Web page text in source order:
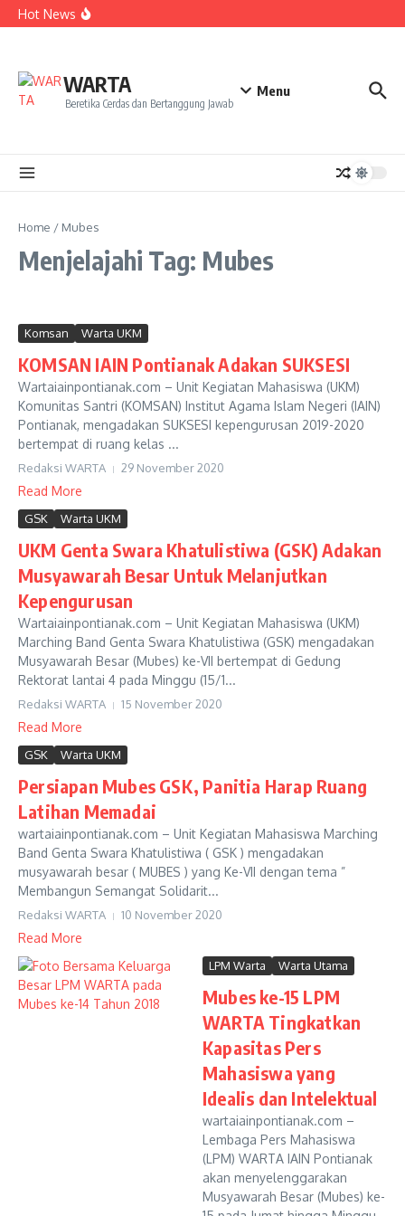
Lewati ke konten
Hot News
ke NCC 4 Bali
Sukseskan Kerja Bakti di Anjungan Melancar
WARTA
Beretika Cerdas dan Bertanggung Jawab
Menu
Home / Mubes
Menjelajahi Tag: Mubes
Komsan Warta UKM
KOMSAN IAIN Pontianak Adakan SUKSESI
Wartaiainpontianak.com – Unit Kegiatan Mahasiswa (UKM)
Komunitas Santri (KOMSAN) Institut Agama Islam Negeri (IAIN)
Pontianak, mengadakan SUKSESI kepengurusan 2019-2020
bertempat di ruang kelas ...
Redaksi WARTA 29 November 2020
Read More
GSK Warta UKM
UKM Genta Swara Khatulistiwa (GSK) Adakan
Musyawarah Besar Untuk Melanjutkan
Kepengurusan
Wartaiainpontianak.com – Unit Kegiatan Mahasiswa (UKM)
Marching Band Genta Swara Khatulistiwa (GSK) mengadakan
Musyawarah Besar (Mubes) ke-VII bertempat di Gedung
Rektorat lantai 4 pada Minggu (15/1...
Redaksi WARTA 15 November 2020
Read More
GSK Warta UKM
Persiapan Mubes GSK, Panitia Harap Ruang
Latihan Memadai
wartaiainpontianak.com – Unit Kegiatan Mahasiswa Marching
Band Genta Swara Khatulistiwa ( GSK ) mengadakan
musyawarah besar ( MUBES ) yang Ke-VII dengan tema ”
Membangun Semangat Solidarit...
Redaksi WARTA 10 November 2020
Read More
LPM Warta Warta Utama
Mubes ke-15 LPM
WARTA Tingkatkan
Kapasitas Pers
Mahasiswa yang
Idealis dan Intelektual
wartaiainpontianak.com –
Lembaga Pers Mahasiswa
(LPM) WARTA IAIN Pontianak
akan menyelenggarakan
Musyawarah Besar (Mubes) ke-